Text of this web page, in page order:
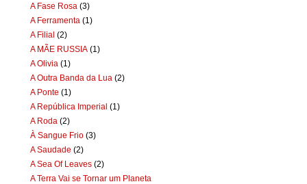
A Fase Rosa (3)
A Ferramenta (1)
A Filial (2)
A MÃE RUSSIA (1)
A Olivia (1)
A Outra Banda da Lua (2)
A Ponte (1)
A República Imperial (1)
A Roda (2)
À Sangue Frio (3)
A Saudade (2)
A Sea Of Leaves (2)
A Terra Vai se Tornar um Planeta